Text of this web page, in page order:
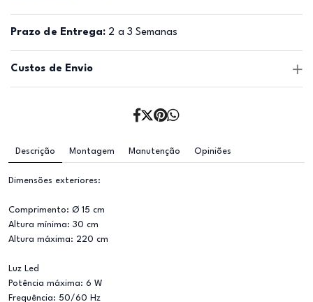
Prazo de Entrega: 2 a 3 Semanas
Custos de Envio
Descrição Montagem Manutenção Opiniões
Dimensões exteriores:
Comprimento: Ø 15 cm
Altura mínima: 30 cm
Altura máxima: 220 cm
Luz Led
Potência máxima: 6 W
Frequência: 50/60 Hz